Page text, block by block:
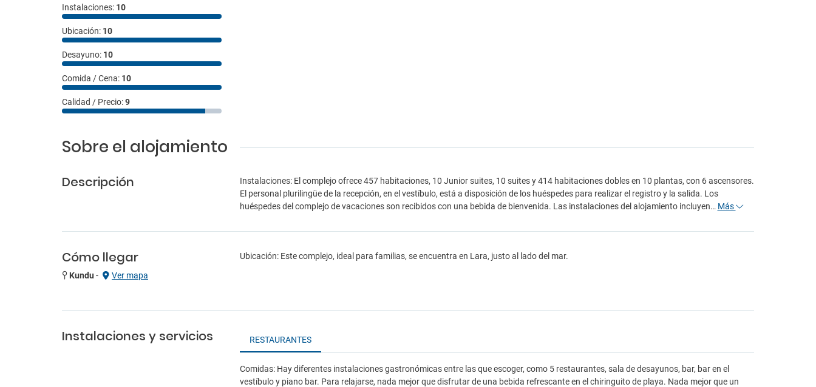
Instalaciones: 10
Ubicación: 10
Desayuno: 10
Comida / Cena: 10
Calidad / Precio:9
Sobre el alojamiento
Descripción
Instalaciones: El complejo ofrece 457 habitaciones, 10 Junior suites, 10 suites y 414 habitaciones dobles en 10 plantas, con 6 ascensores.
El personal plurilingüe de la recepción, en el vestíbulo, está a disposición de los huéspedes para realizar el registro y la salida. Los
huéspedes del complejo de vacaciones son recibidos con una bebida de bienvenida. Las instalaciones del alojamiento incluyen… Más
Cómo llegar
Kundu - Ver mapa
Ubicación: Este complejo, ideal para familias, se encuentra en Lara, justo al lado del mar.
Instalaciones y servicios RESTAURANTES
Comidas: Hay diferentes instalaciones gastronómicas entre las que escoger, como 5 restaurantes, sala de desayunos, bar, bar en el
vestíbulo y piano bar. Para relajarse, nada mejor que disfrutar de una bebida refrescante en el chiringuito de playa. Nada mejor que un